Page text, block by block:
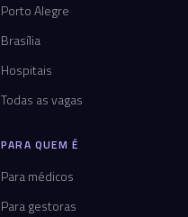
Porto Alegre
Brasília
Hospitais
Todas as vagas
PARA QUEM É
Para médicos
Para gestoras